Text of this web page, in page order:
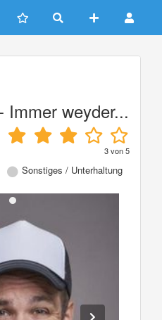
Immer weyder...
3von5
Sonstiges / Unterhaltung